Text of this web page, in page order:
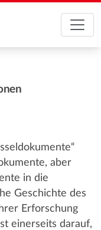
aber
in die
Geschichte des
Erforschung
einerseits darauf,